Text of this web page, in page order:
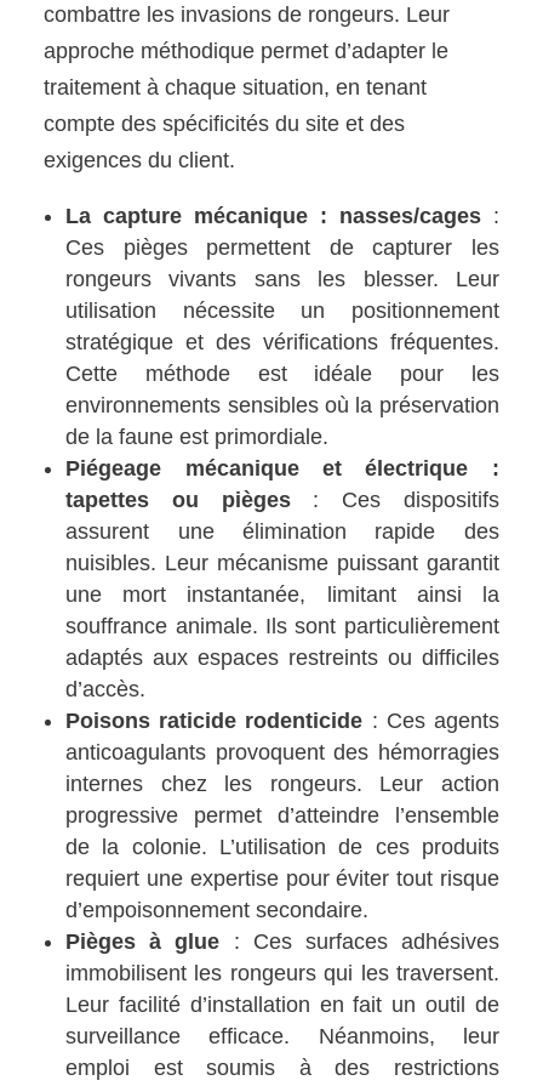
combattre les invasions de rongeurs. Leur
approche méthodique permet d’adapter le
traitement à chaque situation, en tenant
compte des spécificités du site et des
exigences du client.
La capture mécanique : nasses/cages:
Ces pièges permettent de capturer les
rongeurs vivants sans les blesser. Leur
utilisation nécessite un positionnement
stratégique et des vérifications fréquentes.
Cette méthode est idéale pour les
environnements sensibles où la préservation
de la faune est primordiale.
Piégeage mécanique et électrique :
tapettes ou pièges: Ces dispositifs
assurent une élimination rapide des
nuisibles. Leur mécanisme puissant garantit
une mort instantanée, limitant ainsi la
souffrance animale. Ils sont particulièrement
adaptés aux espaces restreints ou difficiles
d’accès.
Poisons raticide rodenticide : Ces agents
anticoagulants provoquent des hémorragies
internes chez les rongeurs. Leur action
progressive permet d’atteindre l’ensemble
de la colonie. L’utilisation de ces produits
requiert une expertise pour éviter tout risque
d’empoisonnement secondaire.
Pièges à glue : Ces surfaces adhésives
immobilisent les rongeurs qui les traversent.
Leur facilité d’installation en fait un outil de
surveillance efficace. Néanmoins, leur
emploi est soumis à des restrictions